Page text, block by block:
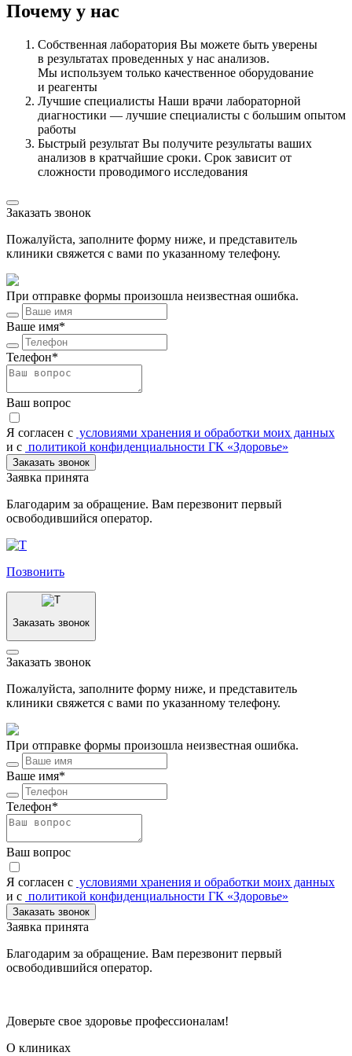
Почему у нас
Собственная лаборатория Вы можете быть уверены
в результатах проведенных у нас анализов.
Мы используем только качественное оборудование
и реагенты
Лучшие специалисты Наши врачи лабораторной
диагностики — лучшие специалисты с большим опытом
работы
Быстрый результат Вы получите результаты ваших
анализов в кратчайшие сроки. Срок зависит от
сложности проводимого исследования
Заказать звонок
Пожалуйста, заполните форму ниже, и представитель
клиники свяжется с вами по указанному телефону.
При отправке формы произошла неизвестная ошибка.
Ваше имя*
Телефон*
Ваш вопрос
Я согласен c условиями хранения и обработки моих данных
и с политикой конфиденциальности ГК «Здоровье»
Заказать звонок
Заявка принята
Благодарим за обращение. Вам перезвонит первый
освободившийся оператор.
Позвонить
Заказать звонок
Заказать звонок
Пожалуйста, заполните форму ниже, и представитель
клиники свяжется с вами по указанному телефону.
При отправке формы произошла неизвестная ошибка.
Ваше имя*
Телефон*
Ваш вопрос
Я согласен c условиями хранения и обработки моих данных
и с политикой конфиденциальности ГК «Здоровье»
Заказать звонок
Заявка принята
Благодарим за обращение. Вам перезвонит первый
освободившийся оператор.
Доверьте свое здоровье профессионалам!
О клиниках